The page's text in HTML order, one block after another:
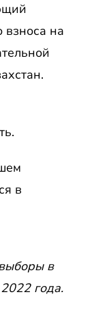
взноса на
в
в
года.